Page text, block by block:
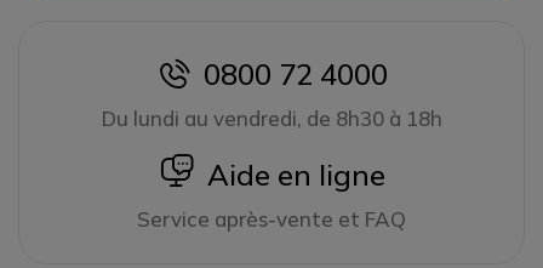
icon
0800 72 4000
Du lundi au vendredi, de 8h30 à 18h
icon
Aide en ligne
Service après-vente et FAQ